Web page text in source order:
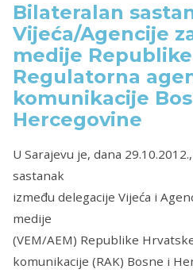
Bilateralan
Vijeća/Agencije
medije
Regulatorna
komunikacije
Hercegovine
U Sarajevu je, dana
sastanak
između delegacije Vijeća i
medije
(VEM/AEM) Republike
komunikacije (RAK) Bosne i